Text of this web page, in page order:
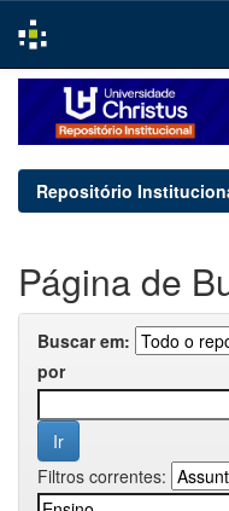
navigation
Repositório
Página de
Buscar em:
por
Filtros correntes: